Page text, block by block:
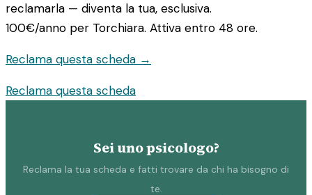
reclamarla — diventa la tua, esclusiva.
100€/anno per Torchiara. Attiva entro 48 ore.
Reclama questa scheda →
Reclama questa scheda
Sei uno psicologo?
Reclama la tua scheda e fatti trovare da chi ha bisogno di
te.